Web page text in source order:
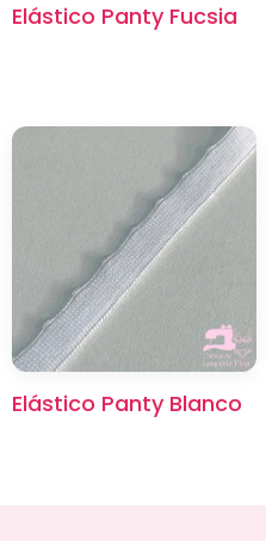
Elástico Panty Fucsia
Elástico Panty Blanco